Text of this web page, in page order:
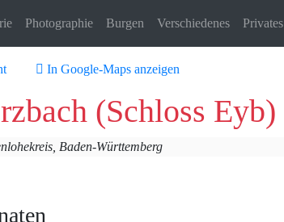
Photographie Burgen Verschiedenes Privates
In Google-Maps anzeigen
(Schloss Eyb)
Baden-Württemberg